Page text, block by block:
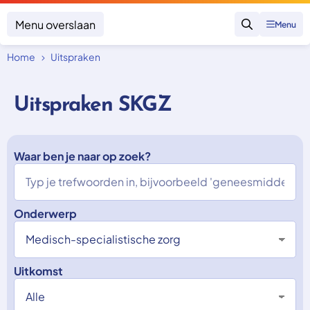
Menu overslaan
Zoeken
Menu
Onderwerpen
Zorgverzekering betalen
Vergoeding van zorg
Zorg in het buitenland
Nieuw in Nederland
Geen zorgverzekering
Uitspraken
Trainingen
Over SKGZ
Nieuws
Casussen
Vacatures
Home Uitspraken
Uitspraken SKGZ
Waar ben je naar op zoek?
Onderwerp
Uitkomst